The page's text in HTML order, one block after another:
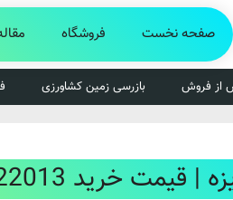
صفحه نخست فروشگاه
از فروش بازرسی زمین کشاورزی
خرید 09134922013